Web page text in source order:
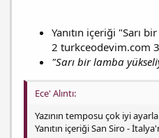
Yanıtın içeriği "Sarı
2 turkceodevim.com
"Sarı bir lamba
Ece' Alıntı:
Yazının temposu çok iyi
Yanıtın içeriği San Siro -